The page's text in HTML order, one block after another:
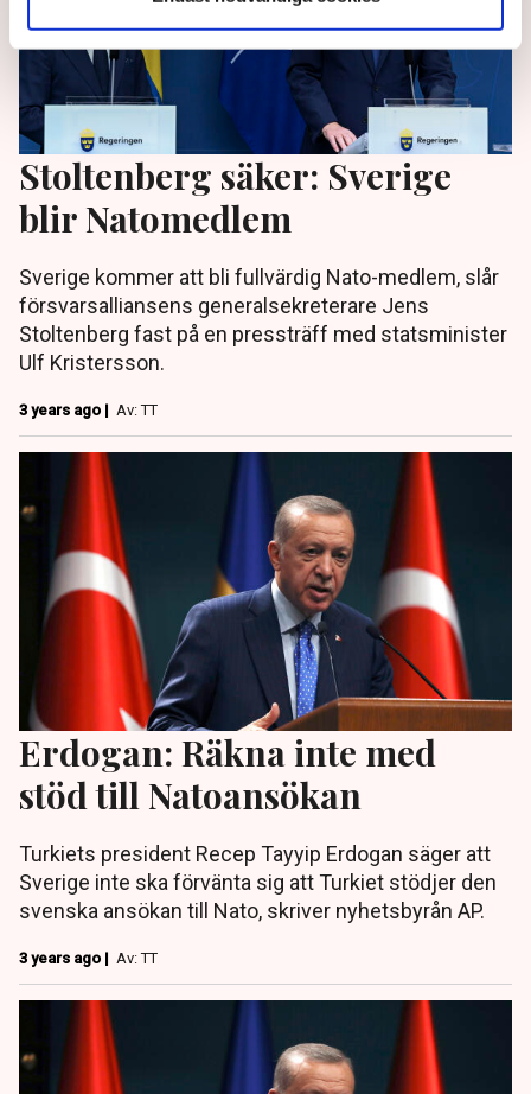
Stoltenberg säker: Sverige
blir Natomedlem
Sverige kommer att bli fullvärdig Nato-medlem, slår
försvarsalliansens generalsekreterare Jens
Stoltenberg fast på en pressträff med statsminister
Ulf Kristersson.
3 years ago | Av: TT
Erdogan: Räkna inte med
stöd till Natoansökan
Turkiets president Recep Tayyip Erdogan säger att
Sverige inte ska förvänta sig att Turkiet stödjer den
svenska ansökan till Nato, skriver nyhetsbyrån AP.
3 years ago | Av: TT